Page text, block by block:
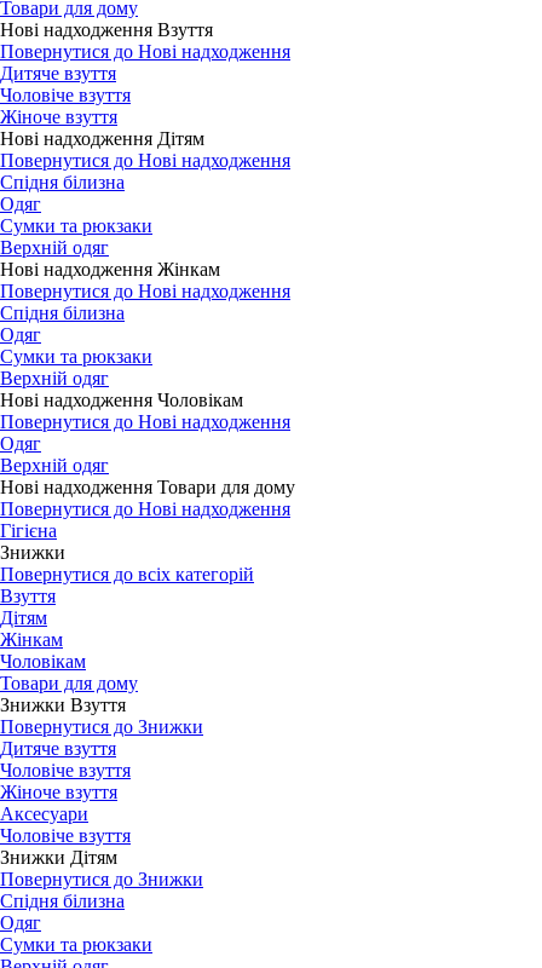
Товари для дому
Нові надходження Взуття
Повернутися до Нові надходження
Дитяче взуття
Чоловіче взуття
Жіноче взуття
Нові надходження Дітям
Повернутися до Нові надходження
Спідня білизна
Одяг
Сумки та рюкзаки
Верхній одяг
Нові надходження Жінкам
Повернутися до Нові надходження
Спідня білизна
Одяг
Сумки та рюкзаки
Верхній одяг
Нові надходження Чоловікам
Повернутися до Нові надходження
Одяг
Верхній одяг
Нові надходження Товари для дому
Повернутися до Нові надходження
Гігієна
Знижки
Повернутися до всіх категорій
Взуття
Дітям
Жінкам
Чоловікам
Товари для дому
Знижки Взуття
Повернутися до Знижки
Дитяче взуття
Чоловіче взуття
Жіноче взуття
Аксесуари
Чоловіче взуття
Знижки Дітям
Повернутися до Знижки
Спідня білизна
Одяг
Сумки та рюкзаки